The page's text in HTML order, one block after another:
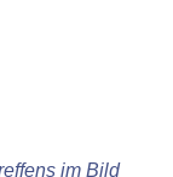
im Bild